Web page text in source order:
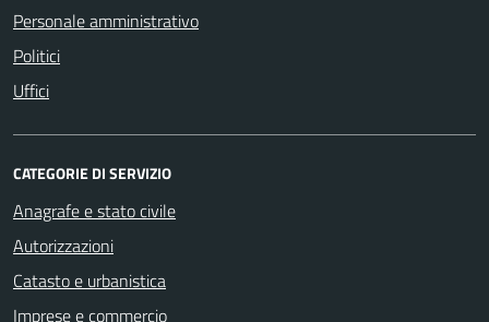
Personale amministrativo
Politici
Uffici
CATEGORIE DI SERVIZIO
Anagrafe e stato civile
Autorizzazioni
Catasto e urbanistica
Imprese e commercio